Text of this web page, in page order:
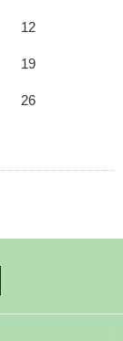
12
19
26